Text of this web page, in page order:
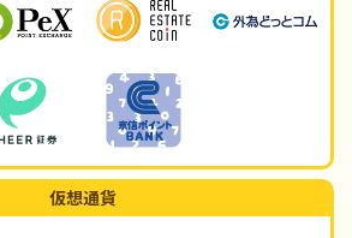
仮想通貨